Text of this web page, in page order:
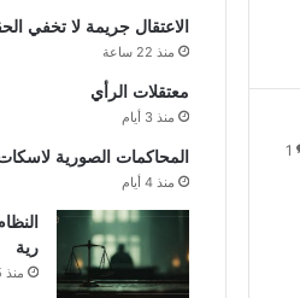
1
الاعتقال جريمة لا تخفي
منذ 22 ساعة
معتقلات الرأي
منذ 3 أيام
المحاكمات الصورية
منذ 4 أيام
رية
منذ 5 أيام